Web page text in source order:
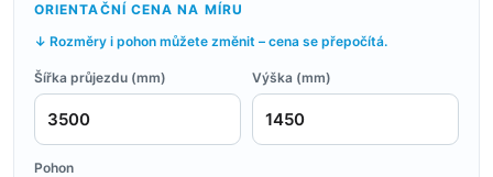
ORIENTAČNÍ CENA NA MÍRU
↓ Rozměry i pohon můžete změnit – cena se přepočítá.
Šířka průjezdu (mm) Výška (mm)
Pohon